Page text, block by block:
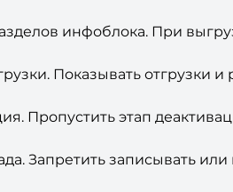
инфоблока. При
Показывать отгрузки
Пропустить этап
Запретить записывать